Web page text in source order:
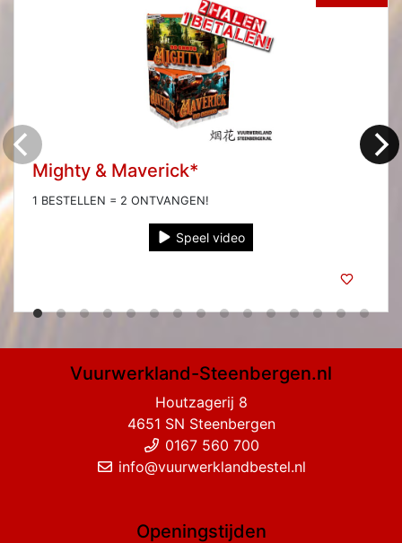
Mighty & Maverick*
1 BESTELLEN = 2 ONTVANGEN!
Speel video
Vuurwerkland-Steenbergen.nl
Houtzagerij 8
4651 SN Steenbergen
0167 560 700
info@vuurwerklandbestel.nl
Openingstijden